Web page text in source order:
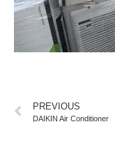
PREVIOUS
DAIKIN Air Conditioner